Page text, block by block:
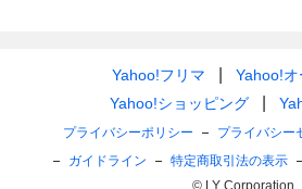
Yahoo!フリマ
Yahoo!
Yahoo!ショッピング
プライバシーポリシー プライバシー
ガイドライン
特定商取引法の表示